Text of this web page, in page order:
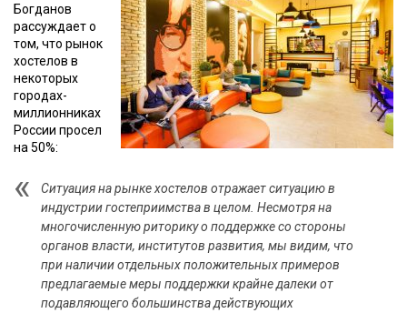
Богданов
рассуждает о
том, что рынок
хостелов в
некоторых
городах-
миллионниках
России просел
на 50%:
Ситуация на рынке хостелов отражает ситуацию в
индустрии гостеприимства в целом. Несмотря на
многочисленную риторику о поддержке со стороны
органов власти, институтов развития, мы видим, что
при наличии отдельных положительных примеров
предлагаемые меры поддержки крайне далеки от
подавляющего большинства действующих